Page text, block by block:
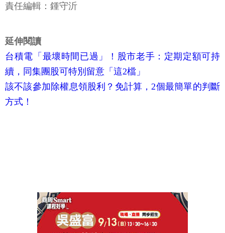
責任編輯：鍾守沂
延伸閱讀
台積電「最壞時間已過」！股市老手：定期定額可持
續，同集團股可特別留意「這2檔」
該不該參加除權息領股利？免計算，2個最簡單的判斷
方式！